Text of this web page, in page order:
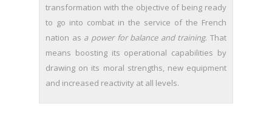
transformation with the objective of being ready
to go into combat in the service of the French
nation as a power for balance and training. That
means boosting its operational capabilities by
drawing on its moral strengths, new equipment
and increased reactivity at all levels.